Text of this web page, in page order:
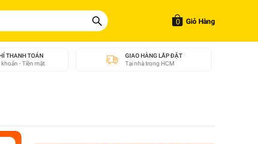
0 Giỏ Hàng
THANH TOÁN
- Tiền mặt
GIAO HÀNG LẮP ĐẶT
Tại nhà trong HCM